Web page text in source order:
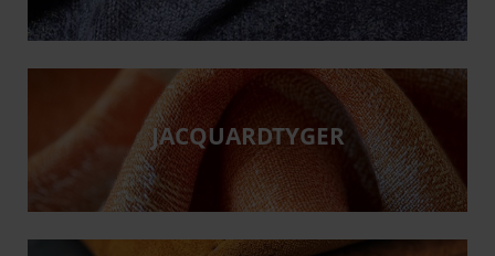
JACQUARDTYGER